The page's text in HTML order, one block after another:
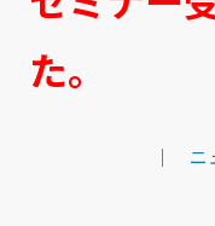
た。
｜ ニ